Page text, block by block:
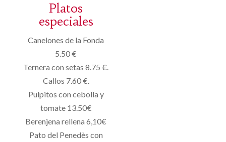
Platos
especiales
Canelones de la Fonda
5.50 €
Ternera con setas 8.75 €.
Callos 7.60 €.
Pulpitos con cebolla y
tomate 13.50€
Berenjena rellena 6,10€
Pato del Penedès con